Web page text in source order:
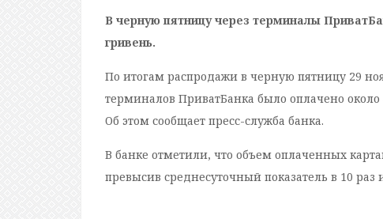
В черную пятницу через терминалы
гривень.
По итогам распродажи в черную пятницу 29
терминалов ПриватБанка было оплачено
Об этом сообщает пресс-служба банка.
В банке отметили, что объем оплаченных
превысив среднесуточный показатель в 10 раз